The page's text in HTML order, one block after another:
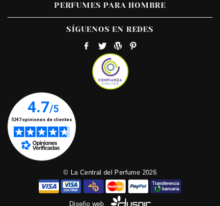
PERFUMES PARA HOMBRE
SÍGUENOS EN REDES
© La Central del Perfume 2026
Diseño web